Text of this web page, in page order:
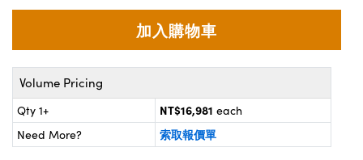
and Couplers | 中繼鏡或耦合鏡
放大鏡
| 成像系統
Volume Pricing
Qty 1+ NT$16,981 each
Need More?
索取報價單